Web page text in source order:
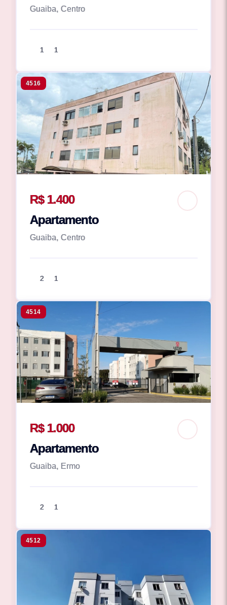
Guaiba, Centro
1 1
4516
R$ 1.400
Apartamento
Guaiba, Centro
2 1
4514
R$ 1.000
Apartamento
Guaiba, Ermo
2 1
4512